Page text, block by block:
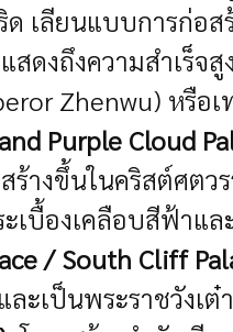
ด เลียนแบบการก่
ดงถึงความสำเร็จ
Zhenwu) หรือเ
Purple Cloud
ร้างขึ้นในคริสต์ศต
เบื้องเคลือบสีฟ้าแ
/ South Cliff
ะเป็นพระราชวังเต๋